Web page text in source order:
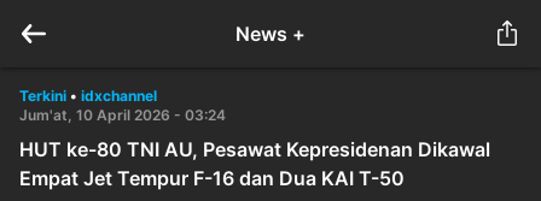
News +
Terkini • idxchannel
Jum'at, 10 April 2026 - 03:24
HUT ke-80 TNI AU, Pesawat Kepresidenan Dikawal
Empat Jet Tempur F-16 dan Dua KAI T-50